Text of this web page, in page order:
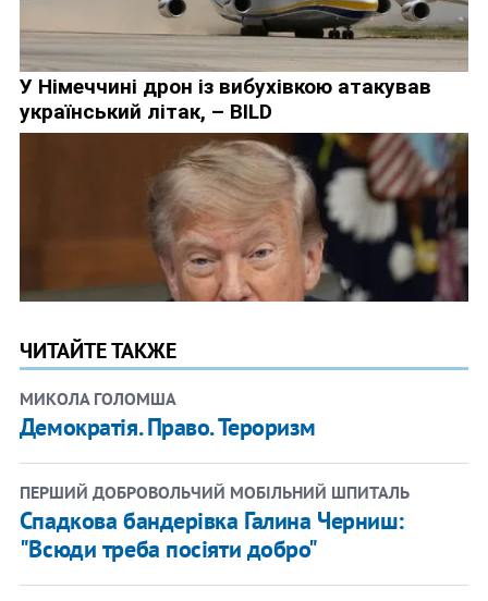
ЧИТАЙТЕ ТАКЖЕ
МИКОЛА ГОЛОМША
Демократія. Право. Тероризм
ПЕРШИЙ ДОБРОВОЛЬЧИЙ МОБІЛЬНИЙ ШПИТАЛЬ
Спадкова бандерівка Галина Черниш:
"Всюди треба посіяти добро"